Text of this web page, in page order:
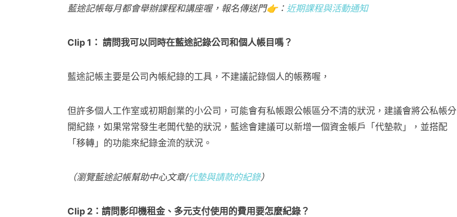
藍途記帳每月都會舉辦課程和講座喔，報名傳送門👉： 近期課程與活動通知
Clip 1： 請問我可以同時在藍途記錄公司和個人帳目嗎？
藍途記帳主要是公司內帳紀錄的工具，不建議記錄個人的帳務喔，
但許多個人工作室或初期創業的小公司，可能會有私帳跟公帳區分不清的狀況，建議會將公私帳分
開紀錄，如果常常發生老闆代墊的狀況，藍途會建議可以新增一個資金帳戶「代墊款」，並搭配
「移轉」的功能來紀錄金流的狀況。
（瀏覽藍途記帳幫助中心文章/代墊與請款的紀錄）
Clip 2：請問影印機租金、多元支付使用的費用要怎麼紀錄？